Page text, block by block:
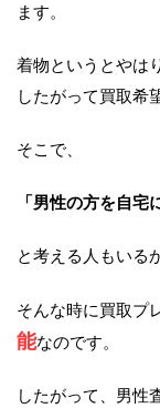
ます。
着物というとやは
したがって買取希
そこで、
「男性の方を自
と考える人もいる
そんな時に買取プ
能なのです。
したがって、男性